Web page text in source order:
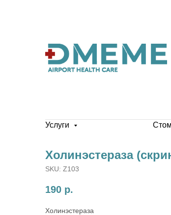
Услуги
Холинэстераза
SKU: Z103
190 р.
Холинэстераза